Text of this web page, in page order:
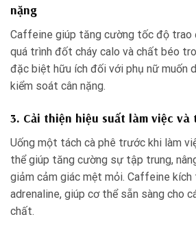
nặng
Caffeine giúp tăng cường tốc độ trao
quá trình đốt cháy calo và chất béo
đặc biệt hữu ích đối với phụ nữ muốn
kiểm soát cân nặng.
3. Cải thiện hiệu suất làm việc và
Uống một tách cà phê trước khi làm
thể giúp tăng cường sự tập trung,
giảm cảm giác mệt mỏi. Caffeine
adrenaline, giúp cơ thể sẵn sàng cho
chất.